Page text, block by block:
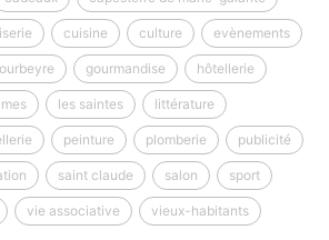
cuisine culture evènements
gourmandise hôtellerie
les saintes littérature
peinture plomberie publicité
saint claude salon sport
vie associative vieux-habitants